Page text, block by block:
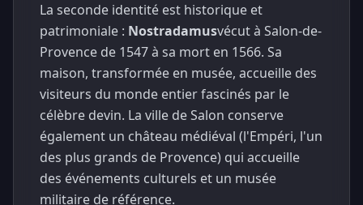
La seconde identité est historique et
patrimoniale : Nostradamusvécut à Salon-de-
Provence de 1547 à sa mort en 1566. Sa
maison, transformée en musée, accueille des
visiteurs du monde entier fascinés par le
célèbre devin. La ville de Salon conserve
également un château médiéval (l'Empéri, l'un
des plus grands de Provence) qui accueille
des événements culturels et un musée
militaire de référence.